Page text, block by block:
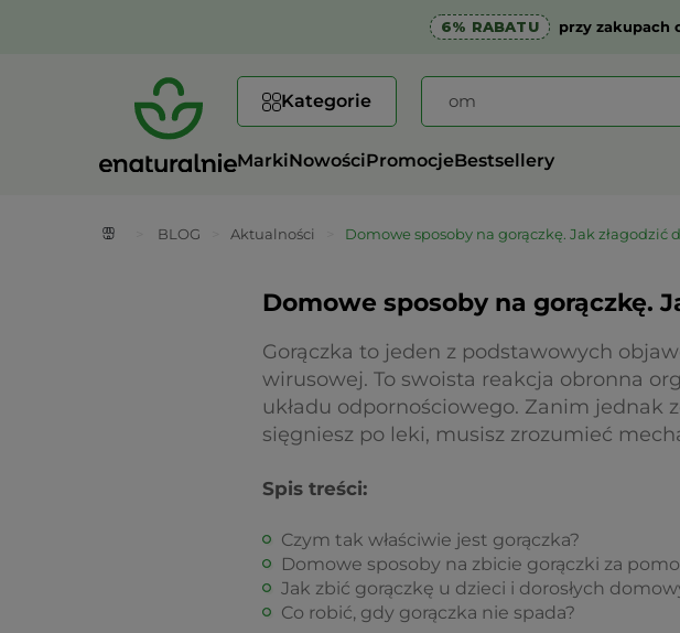
6% RABATU przy zakupach
Kategorie
MarkiNowościPromocjeBestsellery
BLOG Aktualności Domowe sposoby na gorączkę. Jak złagodzić
Domowe sposoby na gorączkę.
Gorączka to jeden z podstawowych
wirusowej. To swoista reakcja obronna
układu odpornościowego. Zanim jednak
sięgniesz po leki, musisz zrozumieć
Spis treści:
Czym tak właściwie jest gorączka?
Domowe sposoby na zbicie gorączki za
Jak zbić gorączkę u dzieci i dorosłych
Co robić, gdy gorączka nie spada?